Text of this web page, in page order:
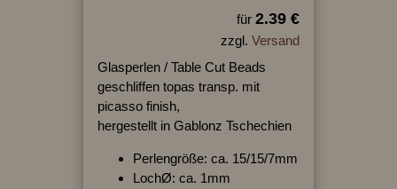
für 2.39 €
zzgl. Versand
Glasperlen / Table Cut Beads
geschliffen topas transp. mit
picasso finish,
hergestellt in Gablonz Tschechien
Perlengröße: ca. 15/15/7mm
LochØ: ca. 1mm